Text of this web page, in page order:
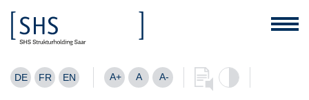
DE FR EN A+ A A-